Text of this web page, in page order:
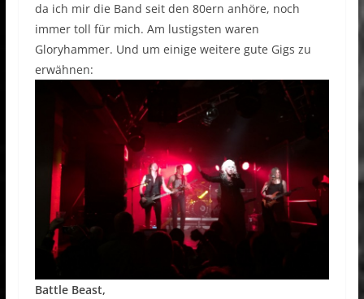
da ich mir die Band seit den 80ern anhöre, noch
immer toll für mich. Am lustigsten waren
Gloryhammer. Und um einige weitere gute Gigs zu
erwähnen:
Battle Beast,